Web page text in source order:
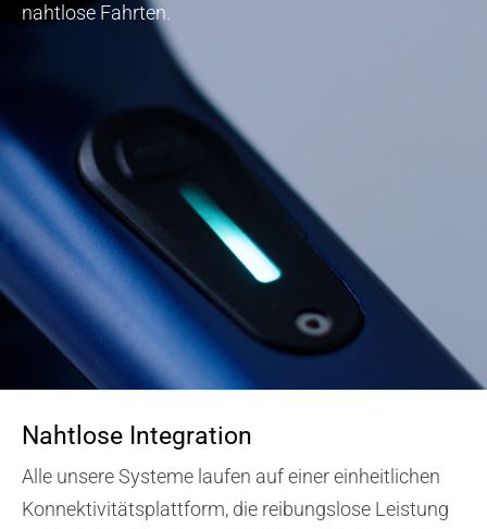
nahtlose Fahrten.
Nahtlose Integration
Alle unsere Systeme laufen auf einer einheitlichen
Konnektivitätsplattform, die reibungslose Leistung